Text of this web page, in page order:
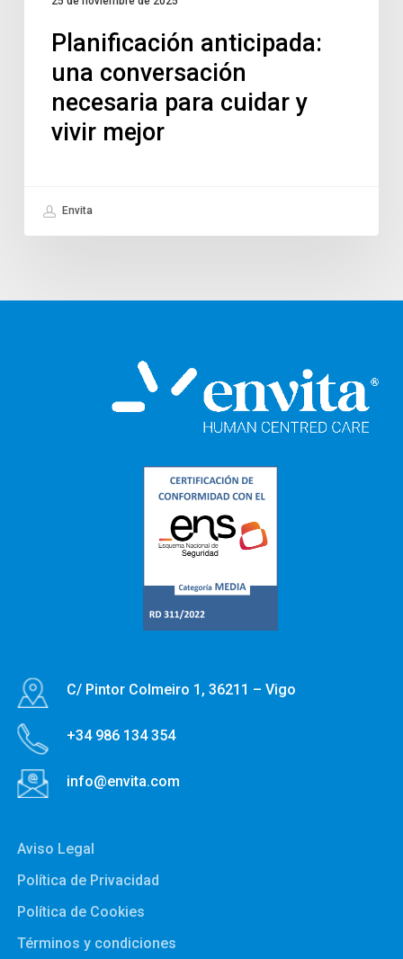
Planificación anticipada:
una conversación
necesaria para cuidar y
vivir mejor
Envita
C/ Pintor Colmeiro 1, 36211 – Vigo
+34 986 134 354
info@envita.com
Aviso Legal
Política de Privacidad
Política de Cookies
Términos y condiciones